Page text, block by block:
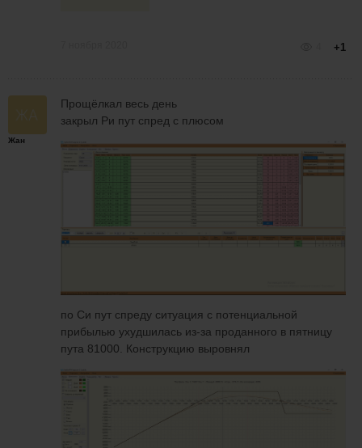
+1
Жан
Прощёлкал весь день
закрыл Ри пут спред с плюсом
по Си пут спреду ситуация с потенциальной
прибылью ухудшилась из-за проданного в пятницу
пута 81000. Конструкцию выровнял